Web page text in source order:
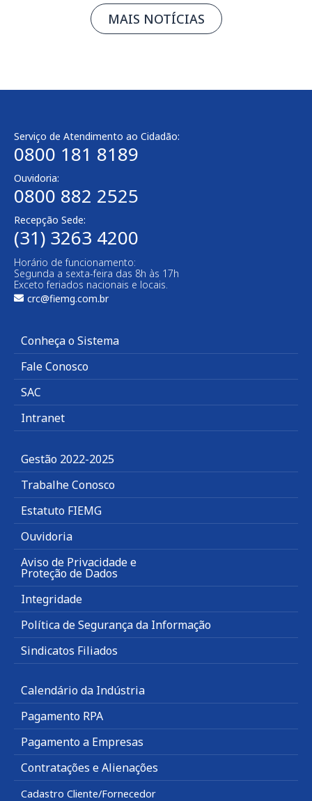
MAIS NOTÍCIAS
Serviço de Atendimento ao Cidadão:
0800 181 8189
Ouvidoria:
0800 882 2525
Recepção Sede:
(31) 3263 4200
Horário de funcionamento:
Segunda a sexta-feira das 8h às 17h
Exceto feriados nacionais e locais.
crc@fiemg.com.br
Conheça o Sistema
Fale Conosco
SAC
Intranet
Gestão 2022-2025
Trabalhe Conosco
Estatuto FIEMG
Ouvidoria
Aviso de Privacidade e
Proteção de Dados
Integridade
Política de Segurança da Informação
Sindicatos Filiados
Calendário da Indústria
Pagamento RPA
Pagamento a Empresas
Contratações e Alienações
Cadastro Cliente/Fornecedor